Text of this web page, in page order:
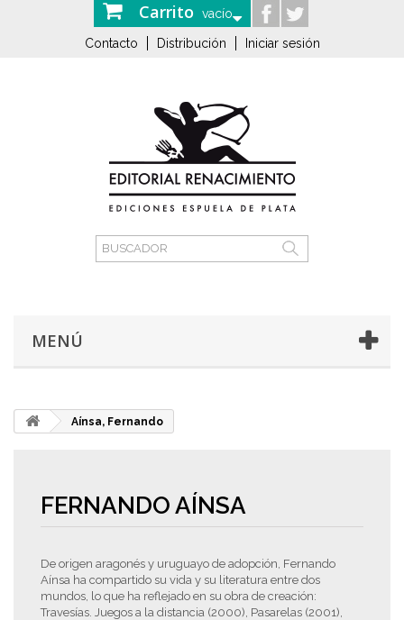
Carrito vacío
Contacto Distribución Iniciar sesión
MENÚ
Aínsa, Fernando
FERNANDO AÍNSA
De origen aragonés y uruguayo de adopción, Fernando
Aínsa ha compartido su vida y su literatura entre dos
mundos, lo que ha reflejado en su obra de creación:
Travesías. Juegos a la distancia (2000), Pasarelas (2001),